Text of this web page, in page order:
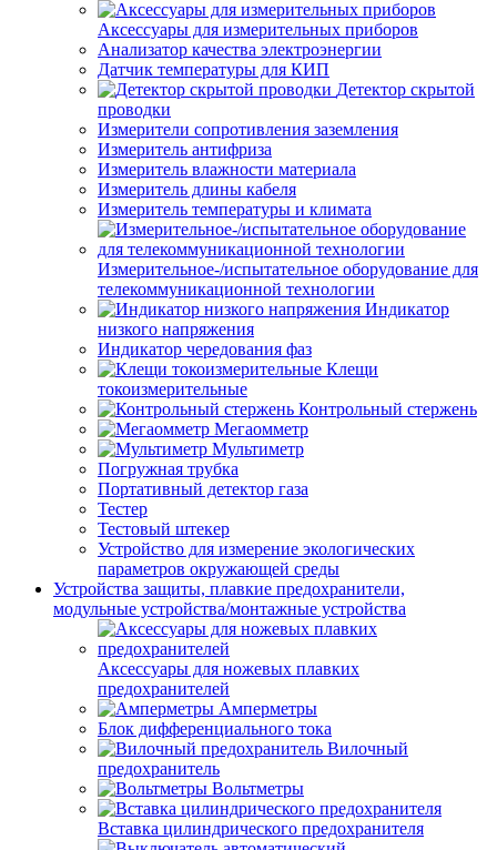
Аксессуары для измерительных приборов
Анализатор качества электроэнергии
Датчик температуры для КИП
Детектор скрытой
проводки
Измерители сопротивления заземления
Измеритель антифриза
Измеритель влажности материала
Измеритель длины кабеля
Измеритель температуры и климата
Измерительное-/испытательное оборудование для
телекоммуникационной технологии
Индикатор
низкого напряжения
Индикатор чередования фаз
Клещи
токоизмерительные
Контрольный стержень
Мегаомметр
Мультиметр
Погружная трубка
Портативный детектор газа
Тестер
Тестовый штекер
Устройство для измерение экологических
параметров окружающей среды
Устройства защиты, плавкие предохранители,
модульные устройства/монтажные устройства
Аксессуары для ножевых плавких
предохранителей
Амперметры
Блок дифференциального тока
Вилочный
предохранитель
Вольтметры
Вставка цилиндрического предохранителя